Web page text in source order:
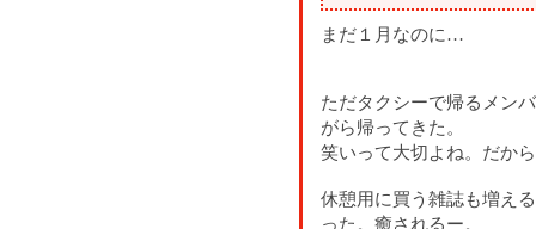
まだ１月なのに…
ただタクシーで帰るメン
がら帰ってきた。
笑いって大切よね。だか
休憩用に買う雑誌も増え
った。癒されるー。